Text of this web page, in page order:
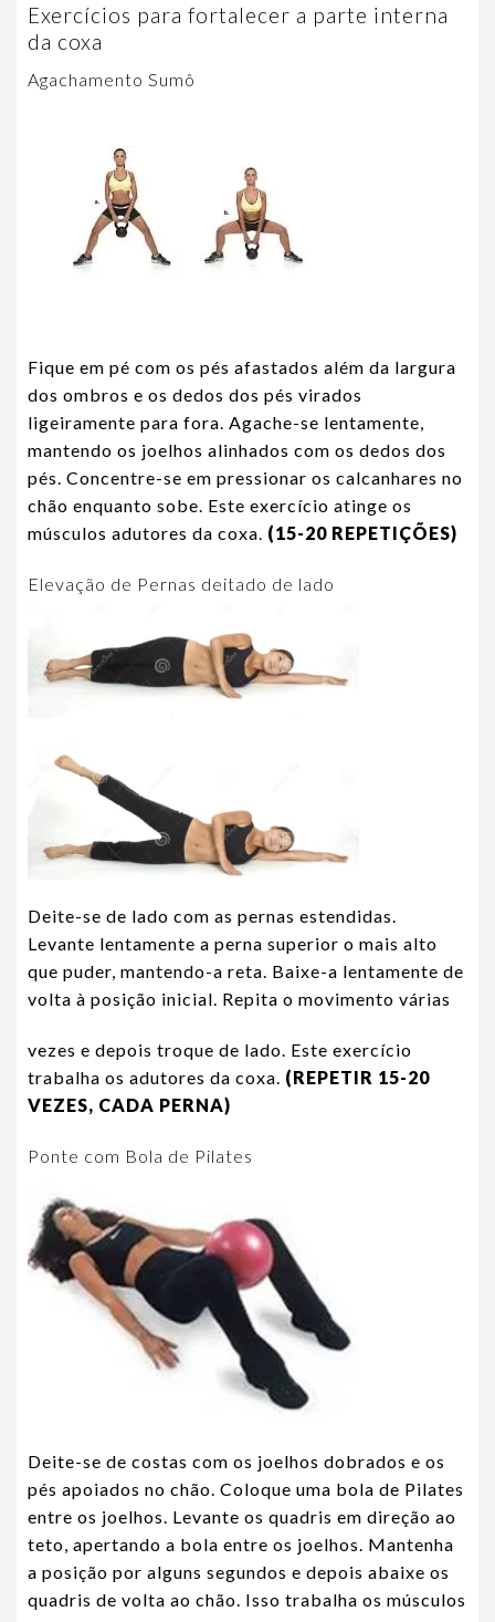
Exercícios para fortalecer a parte interna
da coxa
Agachamento Sumô
Fique em pé com os pés afastados além da largura
dos ombros e os dedos dos pés virados
ligeiramente para fora. Agache-se lentamente,
mantendo os joelhos alinhados com os dedos dos
pés. Concentre-se em pressionar os calcanhares no
chão enquanto sobe. Este exercício atinge os
músculos adutores da coxa. (15-20 REPETIÇÕES)
Elevação de Pernas deitado de lado
Deite-se de lado com as pernas estendidas.
Levante lentamente a perna superior o mais alto
que puder, mantendo-a reta. Baixe-a lentamente de
volta à posição inicial. Repita o movimento várias
vezes e depois troque de lado. Este exercício
trabalha os adutores da coxa. (REPETIR 15-20
VEZES, CADA PERNA)
Ponte com Bola de Pilates
Deite-se de costas com os joelhos dobrados e os
pés apoiados no chão. Coloque uma bola de Pilates
entre os joelhos. Levante os quadris em direção ao
teto, apertando a bola entre os joelhos. Mantenha
a posição por alguns segundos e depois abaixe os
quadris de volta ao chão. Isso trabalha os músculos